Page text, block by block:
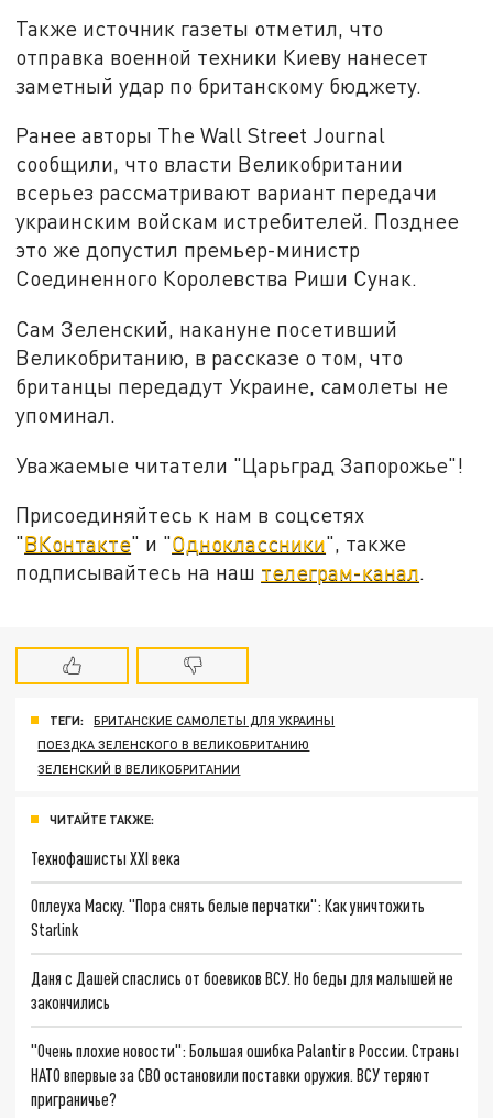
Также источник газеты отметил, что
отправка военной техники Киеву нанесет
заметный удар по британскому бюджету.
Ранее авторы The Wall Street Journal
сообщили, что власти Великобритании
всерьез рассматривают вариант передачи
украинским войскам истребителей. Позднее
это же допустил премьер-министр
Соединенного Королевства Риши Сунак.
Сам Зеленский, накануне посетивший
Великобританию, в рассказе о том, что
британцы передадут Украине, самолеты не
упоминал.
Уважаемые читатели "Царьград Запорожье"!
Присоединяйтесь к нам в соцсетях
"ВКонтакте" и "Одноклассники", также
подписывайтесь на наш телеграм-канал.
ТЕГИ:
БРИТАНСКИЕ САМОЛЕТЫ ДЛЯ УКРАИНЫ
ПОЕЗДКА ЗЕЛЕНСКОГО В ВЕЛИКОБРИТАНИЮ
ЗЕЛЕНСКИЙ В ВЕЛИКОБРИТАНИИ
ЧИТАЙТЕ ТАКЖЕ:
Технофашисты XXI века
Оплеуха Маску. "Пора снять белые перчатки": Как уничтожить
Starlink
Даня с Дашей спаслись от боевиков ВСУ. Но беды для малышей не
закончились
"Очень плохие новости": Большая ошибка Palantir в России. Страны
НАТО впервые за СВО остановили поставки оружия. ВСУ теряют
приграничье?